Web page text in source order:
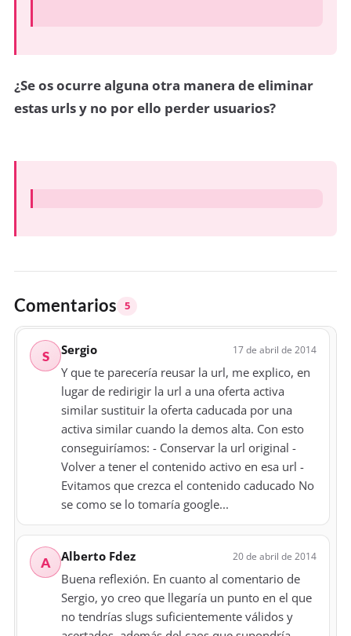
¿Se os ocurre alguna otra manera de eliminar
estas urls y no por ello perder usuarios?
Comentarios 5
S Sergio 17 de abril de 2014
Y que te parecería reusar la url, me explico, en
lugar de redirigir la url a una oferta activa
similar sustituir la oferta caducada por una
activa similar cuando la demos alta. Con esto
conseguiríamos: - Conservar la url original -
Volver a tener el contenido activo en esa url -
Evitamos que crezca el contenido caducado No
se como se lo tomaría google...
A Alberto Fdez 20 de abril de 2014
Buena reflexión. En cuanto al comentario de
Sergio, yo creo que llegaría un punto en el que
no tendrías slugs suficientemente válidos y